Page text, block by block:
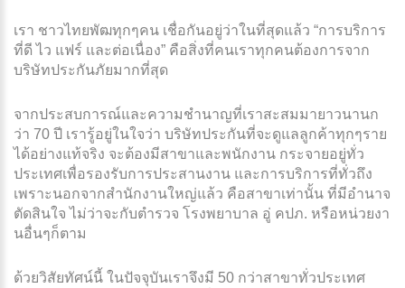
เรา ชาวไทยพัฒทุกๆคน เชื่อกันอยู่ว่าในที่สุดแล้ว “การบริการ
ที่ดี ไว แฟร์ และต่อเนื่อง” คือสิ่งที่คนเราทุกคนต้องการจาก
บริษัทประกันภัยมากที่สุด
จากประสบการณ์และความชำนาญที่เราสะสมมายาวนานก
ว่า 70 ปี เรารู้อยู่ในใจว่า บริษัทประกันที่จะดูแลลูกค้าทุกๆราย
ได้อย่างแท้จริง จะต้องมีสาขาและพนักงาน กระจายอยู่ทั่ว
ประเทศเพื่อรองรับการประสานงาน และการบริการที่ทั่วถึง
เพราะนอกจากสำนักงานใหญ่แล้ว คือสาขาเท่านั้น ที่มีอำนาจ
ตัดสินใจ ไม่ว่าจะกับตำรวจ โรงพยาบาล อู่ คปภ. หรือหน่วยงา
นอื่นๆก็ตาม
ด้วยวิสัยทัศน์นี้ ในปัจจุบันเราจึงมี 50 กว่าสาขาทั่วประเทศ